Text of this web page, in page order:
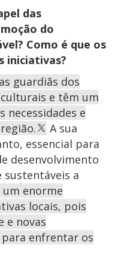
das
do
Como é que os
iniciativas?
guardiãs dos
e têm um
necessidades e
A sua
essencial para
desenvolvimento
sustentáveis a
um enorme
locais, pois
e novas
enfrentar os